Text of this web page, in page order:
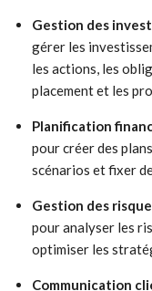
Gestion des
gérer les
les actions, les
placement et les
Planification
pour créer des
scénarios et fixer
Gestion des
pour analyser les
optimiser les
Communication